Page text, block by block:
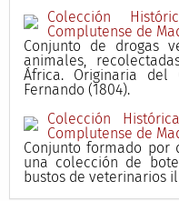
Colección
Complutense de
Conjunto de drogas
animales,
África. Originaria del
Fernando (1804).
Colección
Complutense de
Conjunto formado por
una colección de
bustos de veterinarios